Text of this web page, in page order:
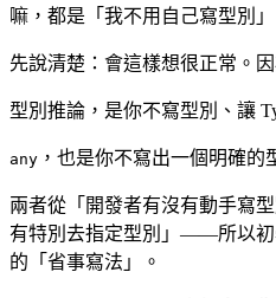
嘛，都是「我不用自己寫型別」
先說清楚：會這樣想很正常。
型別推論，是你不寫型別、讓
any ，也是你不寫出一個明確的
兩者從「開發者有沒有動手寫
有特別去指定型別」——所以初
的「省事寫法」。